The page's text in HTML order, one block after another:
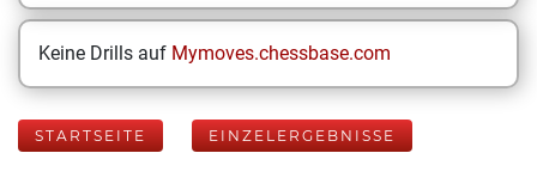
Keine Drills auf Mymoves.chessbase.com
STARTSEITE EINZELERGEBNISSE